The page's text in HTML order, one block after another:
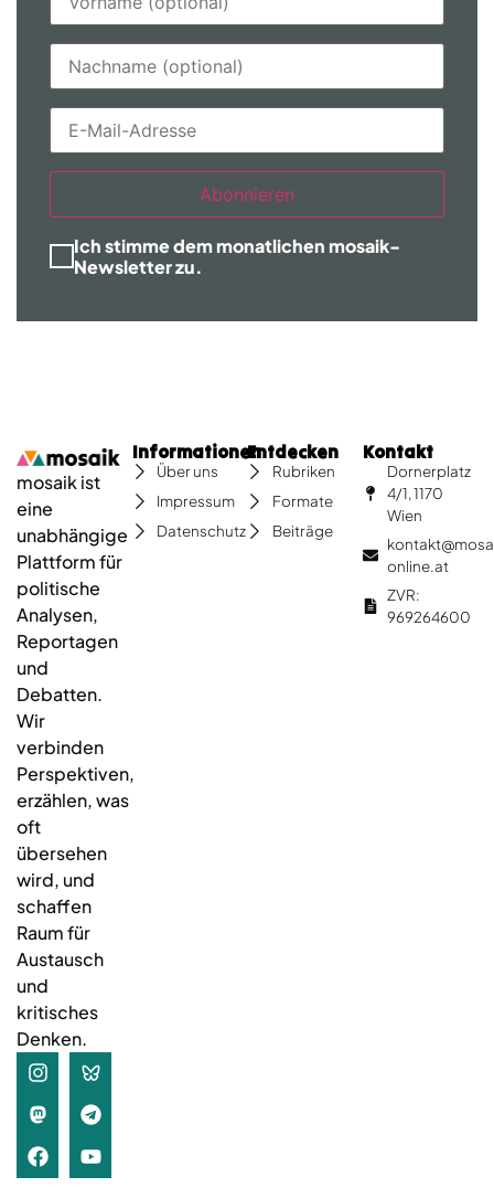
Abonnieren
Ich stimme dem monatlichen mosaik-
Newsletter zu.
mosaik ist
eine
unabhängige
Plattform für
politische
Analysen,
Reportagen
und
Debatten.
Wir
verbinden
Perspektiven,
erzählen, was
oft
übersehen
wird, und
schaffen
Raum für
Austausch
und
kritisches
Denken.
Informationen
Über uns
Impressum
Datenschutz
Entdecken
Rubriken
Formate
Beiträge
Kontakt
Dornerplatz
4/1, 1170
Wien
online.at
ZVR:
969264600